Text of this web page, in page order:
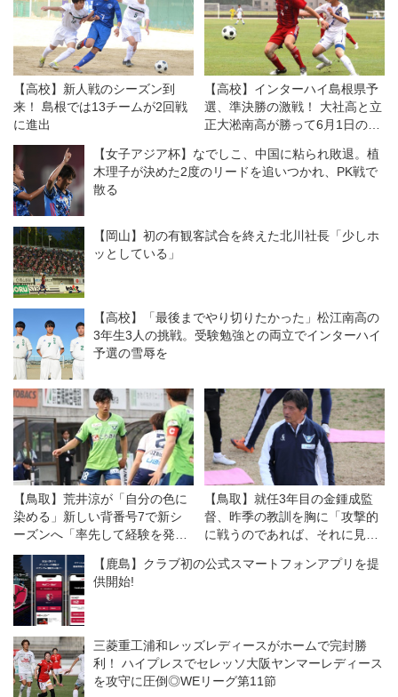
【高校】新人戦のシーズン到
来！ 島根では13チームが2回戦
に進出
【高校】インターハイ島根県予
選、準決勝の激戦！ 大社高と立
正大淞南高が勝って6月1日の決
【女子アジア杯】なでしこ、中国に粘られ敗退。植
木理子が決めた2度のリードを追いつかれ、PK戦で
散る
【岡山】初の有観客試合を終えた北川社長「少しホ
ッとしている」
【高校】「最後までやり切りたかった」松江南高の
3年生3人の挑戦。受験勉強との両立でインターハイ
予選の雪辱を
【鳥取】荒井涼が「自分の色に
染める」新しい背番号7で新シ
ーズンへ「率先して経験を発揮
したい」
【鳥取】就任3年目の金鍾成監
督、昨季の教訓を胸に「攻撃的
に戦うのであれば、それに見合
【鹿島】クラブ初の公式スマートフォンアプリを提
供開始!
三菱重工浦和レッズレディースがホームで完封勝
利！ ハイプレスでセレッソ大阪ヤンマーレディース
を攻守に圧倒◎WEリーグ第11節